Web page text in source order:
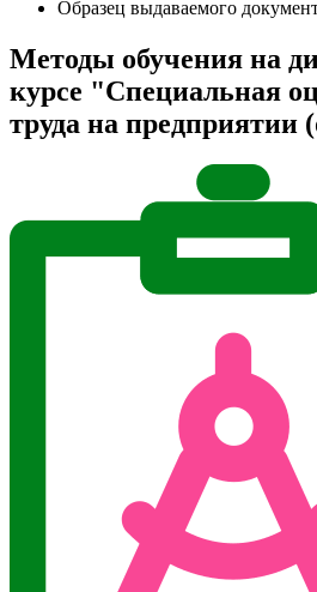
Образец выдаваемого
Методы обучения на
курсе "Специальная
труда на предприятии